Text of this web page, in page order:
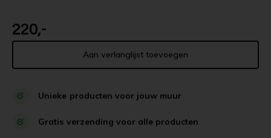
220,-
Aan verlanglijst toevoegen
Unieke producten voor jouw muur
Gratis verzending voor alle producten